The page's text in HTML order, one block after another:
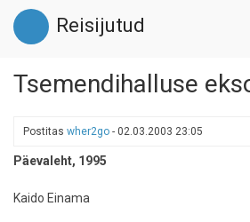
Liigu
edasi
põhisisu
Reisijutud
Tsemendihalluse
Postitas wher2go - 02.03.2003 23:05
Päevaleht, 1995
Kaido Einama